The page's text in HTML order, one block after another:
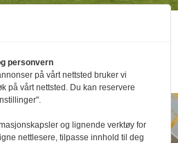
Norge
personvern
på vårt nettsted bruker vi
på vårt nettsted. Du kan reservere
og lignende verktøy for
nettlesere, tilpasse innhold til deg